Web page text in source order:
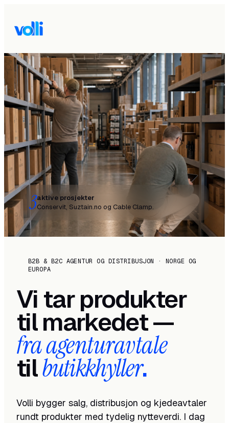
B2B & B2C AGENTUR OG DISTRIBUSJON · NORGE OG
EUROPA
Vi tar produkter
til markedet —
fra agenturavtale
tilbutikkhyller.
Volli bygger salg, distribusjon og kjedeavtaler
rundt produkter med tydelig nytteverdi. I dag
3aktive prosjekter
Conservit, Suztain.no og Cable Clamp.